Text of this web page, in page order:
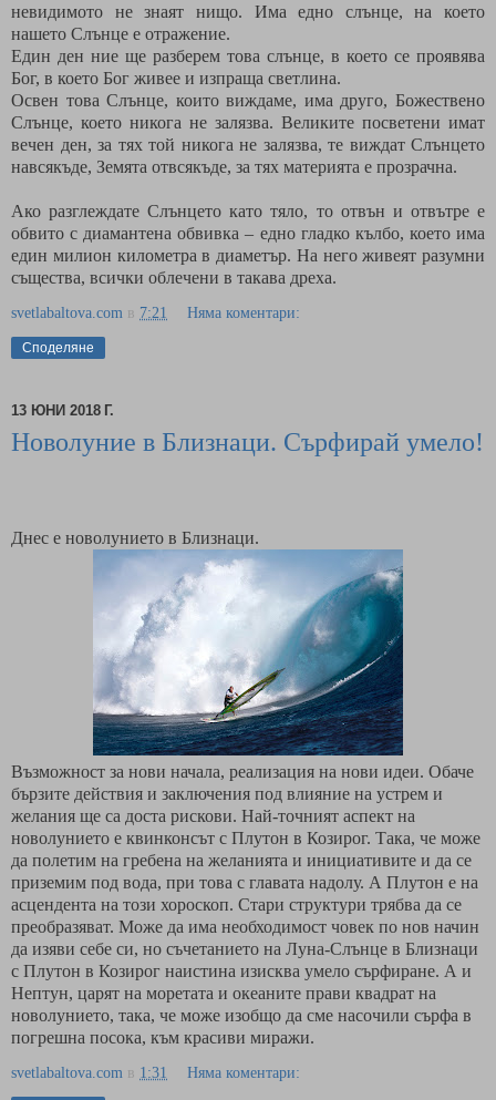
невидимото не знаят нищо. Има едно слънце, на което
нашето Слънце е отражение.
Един ден ние ще разберем това слънце, в което се проявява
Бог, в което Бог живее и изпраща светлина.
Освен това Слънце, които виждаме, има друго, Божествено
Слънце, което никога не залязва. Великите посветени имат
вечен ден, за тях той никога не залязва, те виждат Слънцето
навсякъде, Земята отвсякъде, за тях материята е прозрачна.
Ако разглеждате Слънцето като тяло, то отвън и отвътре е
обвито с диамантена обвивка – едно гладко кълбо, което има
един милион километра в диаметър. На него живеят разумни
същества, всички облечени в такава дреха.
svetlabaltova.com в 7:21 Няма коментари:
Споделяне
13 ЮНИ 2018 Г.
Новолуние в Близнаци. Сърфирай умело!
Днес е новолунието в Близнаци.
Възможност за нови начала, реализация на нови идеи. Обаче
бързите действия и заключения под влияние на устрем и
желания ще са доста рискови. Най-точният аспект на
новолунието е квинконсът с Плутон в Козирог. Така, че може
да полетим на гребена на желанията и инициативите и да се
приземим под вода, при това с главата надолу. А Плутон е на
асцендента на този хороскоп. Стари структури трябва да се
преобразяват. Може да има необходимост човек по нов начин
да изяви себе си, но съчетанието на Луна-Слънце в Близнаци
с Плутон в Козирог наистина изисква умело сърфиране. А и
Нептун, царят на моретата и океаните прави квадрат на
новолунието, така, че може изобщо да сме насочили сърфа в
погрешна посока, към красиви миражи.
svetlabaltova.com в 1:31 Няма коментари: